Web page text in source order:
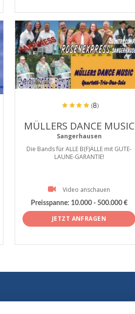
ProArtist
(8)
MÜLLERS DANCE MUSIC
Sangerhausen
Die Bands für ALLE B(F)ÄLLE mit GUTE-
LAUNE-GARANTIE!
Video anschauen
Preisspanne: 10.000 - 500.000 €
JETZT ANFRAGEN